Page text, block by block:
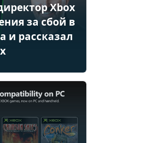
Xbox
за сбой в
и рассказал